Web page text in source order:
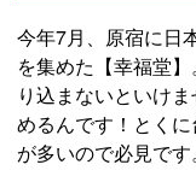
今年7月、原宿に日
を集めた【幸福堂
り込まないといけ
めるんです！とく
が多いので必見です。